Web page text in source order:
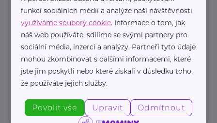
Advokátní kancelář ELEMENTZ
LEGAL
sdružuje tři advokáty s odlišnými
specializacemi tak, aby se
vzájemně ...
+420 739 307 308
info@elementz.legal
funkcí sociálních médií a analýze naší návštěvnosti
využíváme soubory cookie. Informace o tom, jak
náš web používáte, sdílíme se svými partnery pro
sociální média, inzerci a analýzy. Partneři tyto údaje
mohou zkombinovat s dalšími informacemi, které
jste jim poskytli nebo které získali v důsledku toho,
že používáte jejich služby.
Povolit vše Upravit Odmítnout